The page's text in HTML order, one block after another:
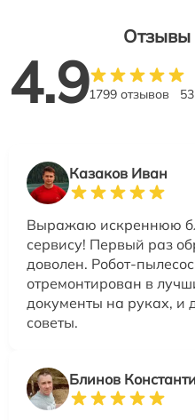
Отзывы
4.91799 отзывов
Казаков Иван
Выражаю искреннюю
сервису! Первый раз
доволен. Робот-
отремонтирован в
документы на руках, и
советы.
Блинов